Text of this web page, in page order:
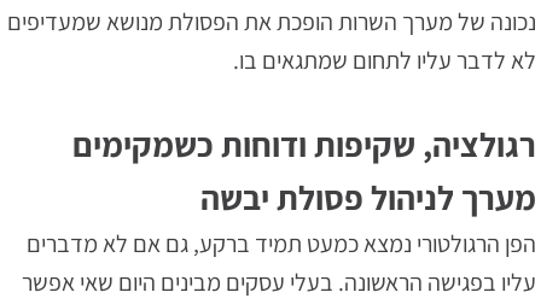
נכונה של מערך השרות הופכת את הפסולת מנושא שמעדיפים
לא לדבר עליו לתחום שמתגאים בו.
רגולציה, שקיפות ודוחות כשמקימים
מערך לניהול פסולת יבשה
הפן הרגולטורי נמצא כמעט תמיד ברקע, גם אם לא מדברים
עליו בפגישה הראשונה. בעלי עסקים מבינים היום שאי אפשר